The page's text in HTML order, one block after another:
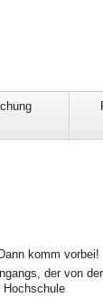
komm vorbei!
der von der
Hochschule